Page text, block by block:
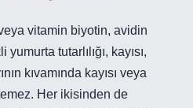
veya vitamin biyotin, avidin
tutarlılığı, kayısı,
kıvamında kayısı veya
Her ikisinden de